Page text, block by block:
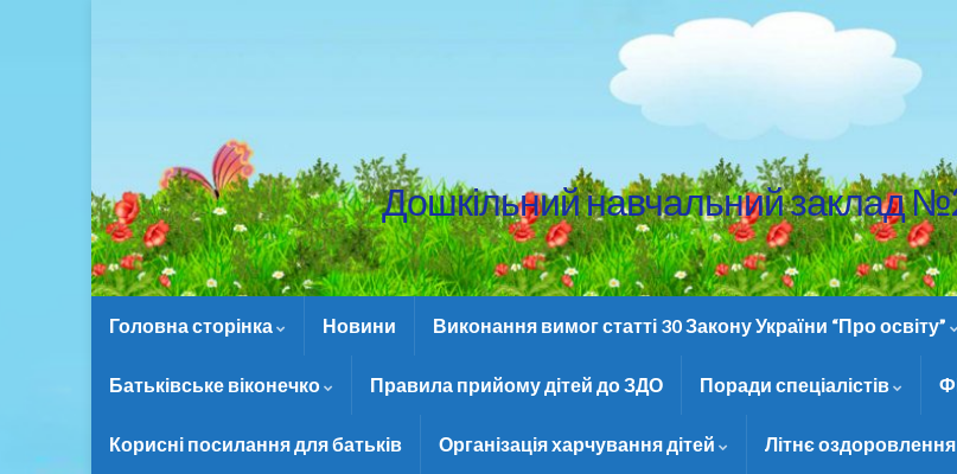
Дошкільний навчальний заклад
Головна сторінка Новини Виконання вимог статті 30 Закону України “Про освіту”
Батьківське віконечко Правила прийому дітей до ЗДО Поради спеціалістів
Корисні посилання для батьків Організація харчування дітей Літнє оздоровлення